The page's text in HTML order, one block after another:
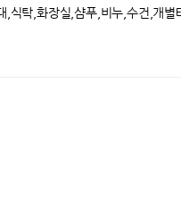
,식탁,화장실,샴푸,비누,수건,개